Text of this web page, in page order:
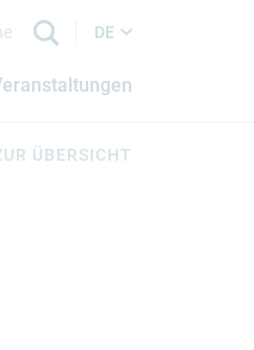
DE
ÜBERSICHT